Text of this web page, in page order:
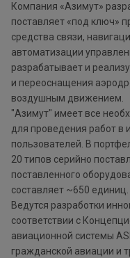
Компания «Азимут»
поставляет «под ключ»
средства связи,
автоматизации
разрабатывает и
и переоснащения
воздушным движением.
"Азимут" имеет все
для проведения работ в
пользователей. В
20 типов серийно
поставленного
составляет ~650 единиц.
Ведутся разработки
соответствии с
авиационной системы
гражданской авиации и